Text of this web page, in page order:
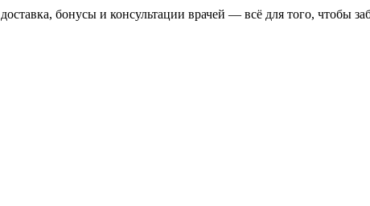
бонусы и консультации врачей — всё для того, чтобы